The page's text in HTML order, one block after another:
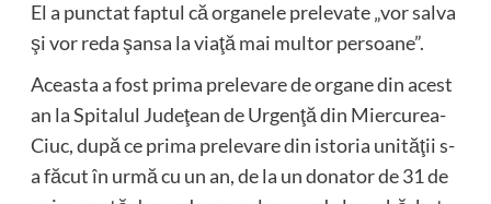
El a punctat faptul că organele prelevate „vor salva
şi vor reda şansa la viaţă mai multor persoane”.
Aceasta a fost prima prelevare de organe din acest
an la Spitalul Judeţean de Urgenţă din Miercurea-
Ciuc, după ce prima prelevare din istoria unităţii s-
a făcut în urmă cu un an, de la un donator de 31 de